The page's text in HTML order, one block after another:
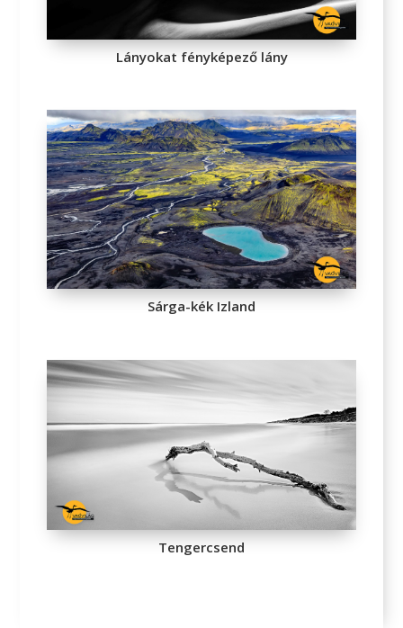
Lányokat fényképező lány
Sárga-kék Izland
Tengercsend